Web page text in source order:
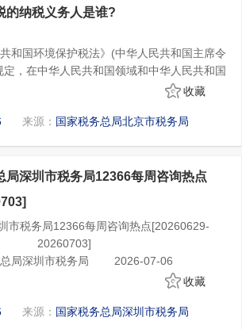
况进行如下调整：
阶段仅在一处扣缴义务人取得了单独计税
笔奖金可以选择并入综合所得计税办理汇
税不纳入年度汇算范围。
阶段在多处扣缴义务人取得了单独计税的
度汇算时，可选择全部并入综合所得计税，
缴时您可通过个人所得税APP首页【综合
本信息进入标准申报页面后，点击“工资薪
中进行确认”的红字提醒。进入“奖金计税方
部并入综合所得计税”或者“单独计税”后，点
年度汇算申报。
预扣预缴阶段为您申报单独计税的全年一
算时选择单独计税，若该笔全年一次性奖金
操作办理汇算。
更全年一次性奖金的计税方式时，您的应
变化，请您留意。您可根据调整前后的变化
方式。
局中办理申报表作废和更正?
废区分以下情况处理：
境保护税法》自2018年1月1日起施行。
，本年度车船税已缴纳，是否可申请退税?
共和国车船税法实施条例》(中华人民共和
二十条规定，已缴纳车船税的车船在同一纳
的，不另纳税，也不退税。
的纳税义务人是谁?
和国环境保护税法》(中华人民共和国主席令
，在中华人民共和国领域和中华人民共和国
向环境排放应税污染物的企业事业单位和其
表》规定的大气污染物、水污染物、固体废
收藏
来源： 国家税务总局北京市税务局
局深圳市税务局12366每周咨询热点
市税务局12366每周咨询热点[20260629-
20260703]
总局深圳市税务局 2026-07-06
自己使用过的固定资产，是否可以适用
务总局关于增值税法施行后增值税优惠政
收藏
来源： 国家税务总局深圳市税务局